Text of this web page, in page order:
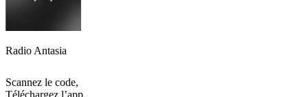
Radio Antasia
Scannez le code,
Téléchargez l’app,